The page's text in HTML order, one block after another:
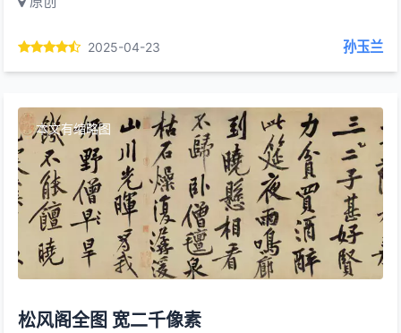
2025-04-23 孙玉兰
本文有缩略图
松风阁全图 宽二千像素